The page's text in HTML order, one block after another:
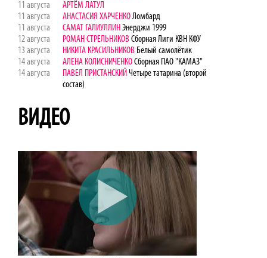
11 августа
АРТЁМ ЛАТУЛ
11 августа
АНАСТАСИЯ ХАРЧЕНКОЛомбард
11 августа
САМАТ ГАЛИУЛЛИН Энерджи 1999
12 августа
РОМАН СТРЕЛЬНИКОВСборная Лиги КВН КФУ
13 августа
НИКИТА КРАСИЛЬНИКОВ Белый самолётик
14 августа
АЛЕНА КОЛИСНИЧЕНКОСборная ПАО "КАМАЗ"
14 августа
ПАВЕЛ ПРИСТАНСКИЙ Четыре татарина (второй
состав)
ВИДЕО